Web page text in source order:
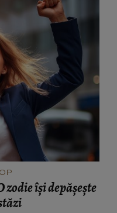
zodie își depășește